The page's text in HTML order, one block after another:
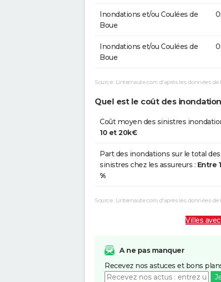
Inondations et/ou Coulées de
Boue
Inondations et/ou Coulées de
Boue
Source : Linternaute.com d'après les données de
Quel est le coût des
Coût moyen des sinistres
10 et 20k€
Part des inondations sur le total des
sinistres chez les assureurs : Entre
%
Source : Linternaute.com d'après les données de
Villes
A ne pas manquer
Recevez nos astuces et bons